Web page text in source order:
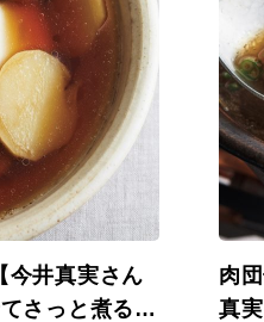
今井真実さん
さっと煮るだ
肉
真